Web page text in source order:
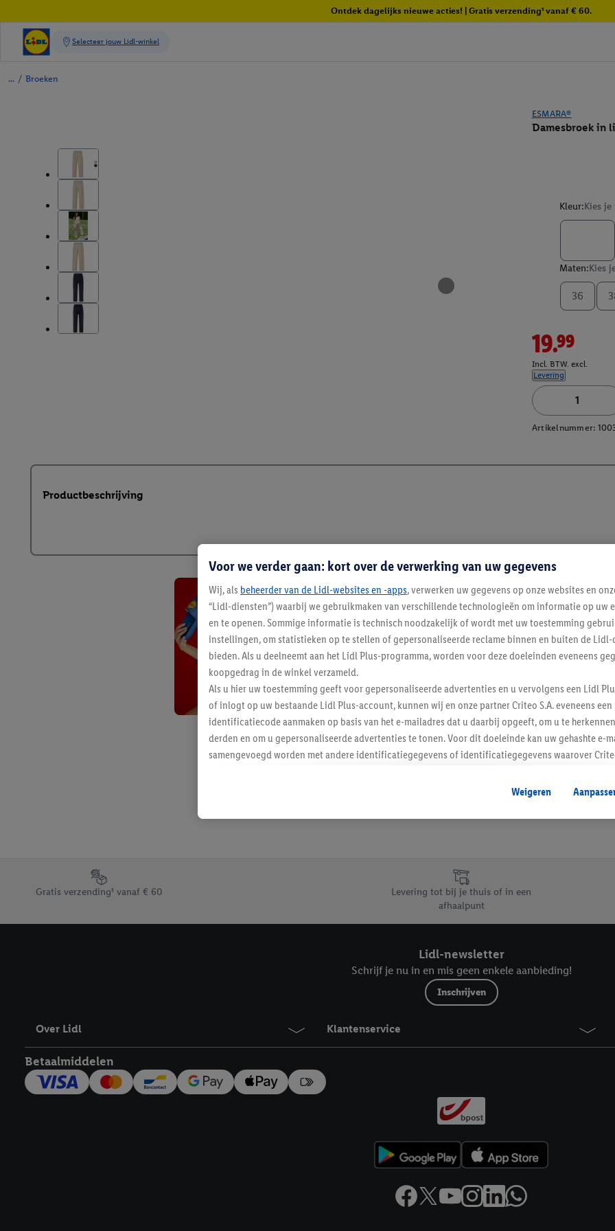
Ontdek dagelijks nieuwe acties! | Gratis verzending¹ vanaf € 60.
/ Broeken
ESMARA®
Damesbroek in
Kleur:Kies
Maten:Kies
36
19.99
Incl. BTW. excl.
Levering
Artikelnummer:
Productbeschrijving
Blijf op de
Schrijf je in op de
Footerelement met de verschillende USPs van Lidl.be
Gratis verzending¹ vanaf € 60
Levering tot bij je thuis of in een
afhaalpunt
Lidl-newsletter
Schrijf je nu in en mis geen enkele aanbieding!
Inschrijven
Over Lidl Klantenservice
Betaalmiddelen
Voor we verder gaan: kort over de verwerking van uw gegevens
Wij, als beheerder van de Lidl-websites en -apps, verwerken uw gegevens op onze websites en
“Lidl-diensten”) waarbij we gebruikmaken van verschillende technologieën om informatie op uw
en te openen. Sommige informatie is technisch noodzakelijk of wordt met uw toestemming
instellingen, om statistieken op te stellen of gepersonaliseerde reclame binnen en buiten de Lidl-
bieden. Als u deelneemt aan het Lidl Plus-programma, worden voor deze doeleinden eveneens
koopgedrag in de winkel verzameld.
Als u hier uw toestemming geeft voor gepersonaliseerde advertenties en u vervolgens een Lidl
of inlogt op uw bestaande Lidl Plus-account, kunnen wij en onze partner Criteo S.A. eveneens
identificatiecode aanmaken op basis van het e-mailadres dat u daarbij opgeeft, om u te
derden en om u gepersonaliseerde advertenties te tonen. Voor dit doeleinde kan uw gehashte e-
samengevoegd worden met andere identificatiegegevens of identificatiegegevens waarover
Als u hiermee akkoord gaat, kunnen advertenties in het kader van retargeting, d.w.z. advertenties
u interesse hebt getoond (bijvoorbeeld door het product in de webshop aan uw winkelmandje
niet te kopen), ook op verschillende apparaten en verschillende Lidl-diensten worden
Onder “Aanpassen” kunt u individuele doeleinden toestaan en meer informatie vinden over de
Door op “weigeren” te klikken, kunt u alleen het gebruik van de noodzakelijke technologieën
“aanvaarden” te klikken, stemt u in met alle verwerkingen voor alle bovengenoemde doeleinden.
Weigeren